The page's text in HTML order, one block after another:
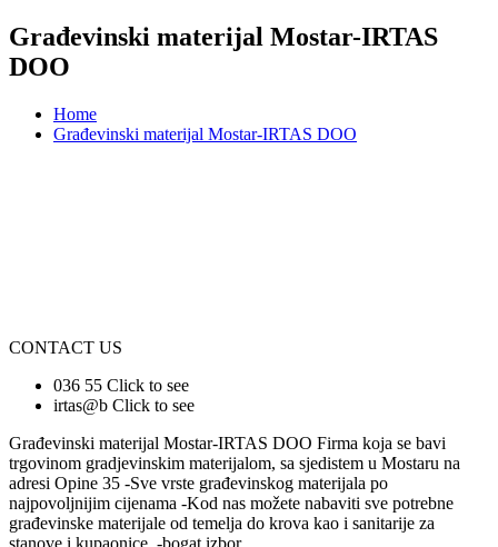
Građevinski materijal Mostar-IRTAS
DOO
Home
Građevinski materijal Mostar-IRTAS DOO
CONTACT US
036 55 Click to see
irtas@b Click to see
Građevinski materijal Mostar-IRTAS DOO Firma koja se bavi
trgovinom gradjevinskim materijalom, sa sjedistem u Mostaru na
adresi Opine 35 -Sve vrste građevinskog materijala po
najpovoljnijim cijenama -Kod nas možete nabaviti sve potrebne
građevinske materijale od temelja do krova kao i sanitarije za
stanove i kupaonice. -bogat izbor